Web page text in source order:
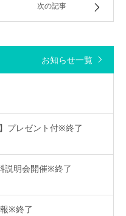
次の記事
お知らせ一覧
プレゼント付※終了
説明会開催※終了
※終了